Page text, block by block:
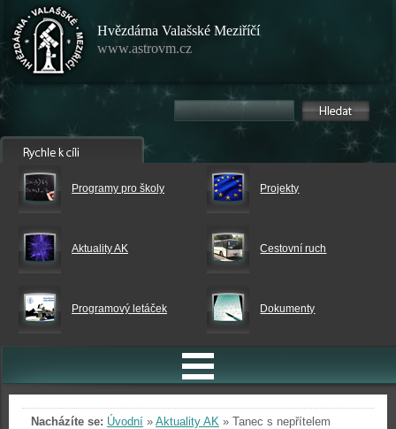
Hvězdárna Valašské Meziříčí
www.astrovm.cz
Programy pro školy Projekty
Aktuality AK Cestovní ruch
Programový letáček Dokumenty
Nacházíte se: Úvodní » Aktuality AK » Tanec s nepřítelem